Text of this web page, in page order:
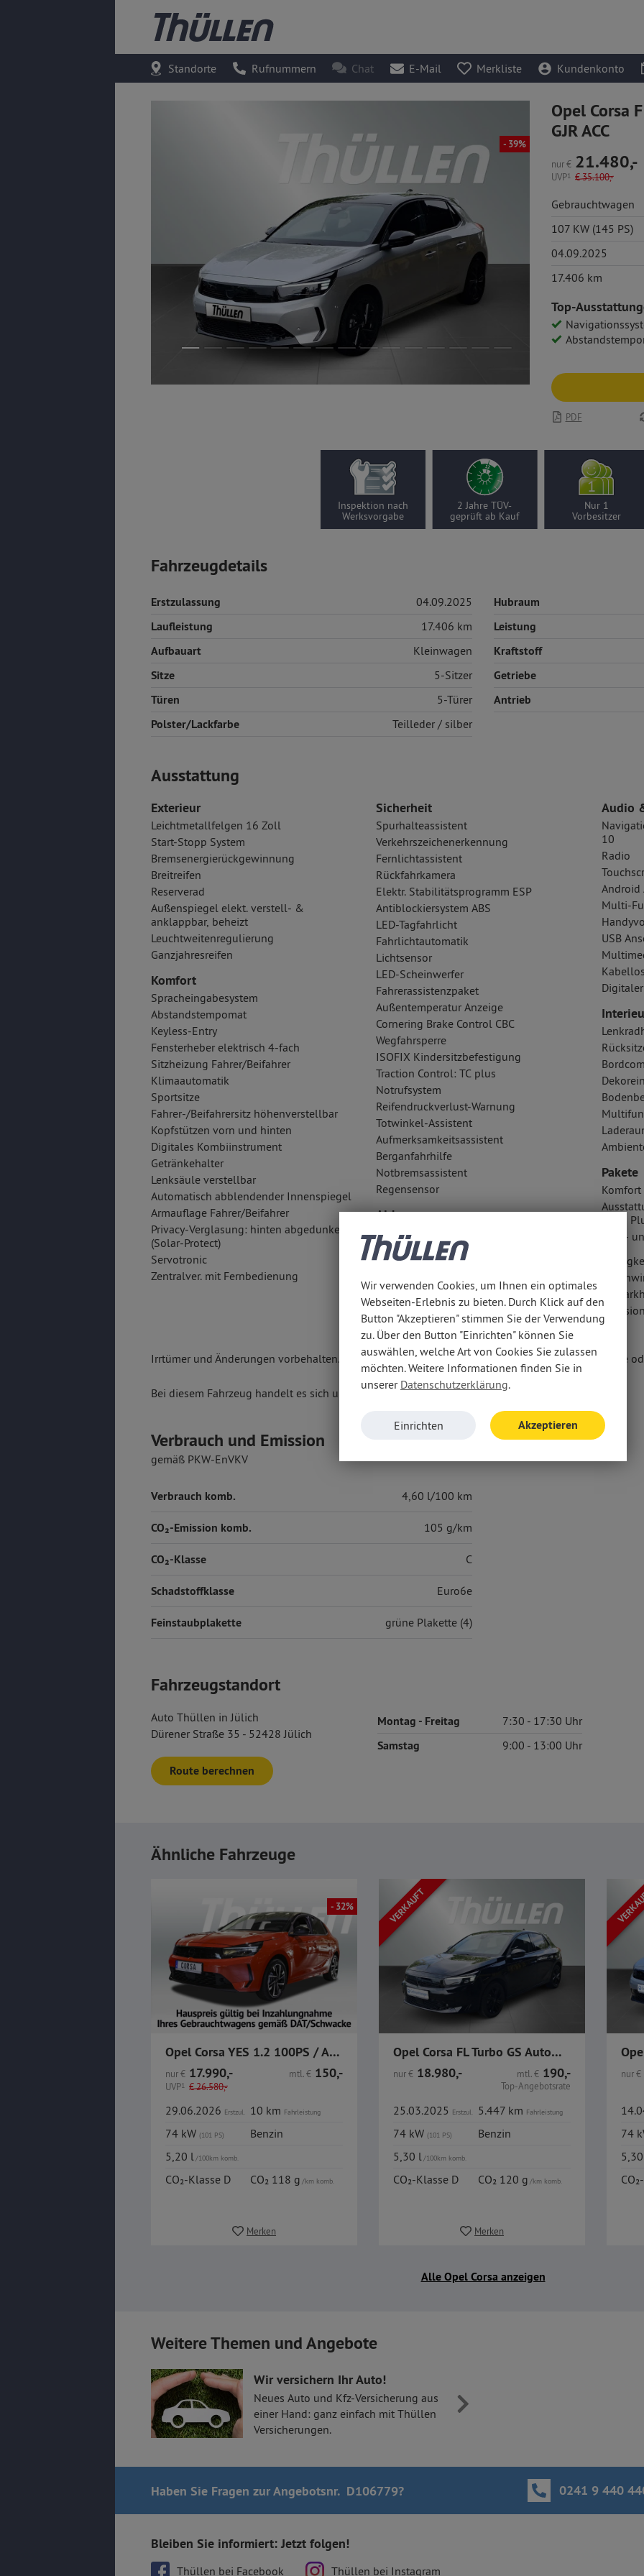
Standorte Rufnummern Chat E-Mail Merkliste Kundenkonto
- 39%
Opel Corsa
GJR ACC
nur € 21.480,-
UVP1 €35.100,-
Gebrauchtwagen
107 KW (145 PS)
04.09.2025
17.406 km
Top-
Navigationssystem: Multimedia
PDF
Inspektion nach
Werksvorgabe
2 Jahre TÜV-
geprüft ab Kauf
Nur 1
Vorbesitzer
Fahrzeugdetails
Erstzulassung 04.09.2025
Laufleistung 17.406 km
Aufbauart Kleinwagen
Sitze 5-Sitzer
Türen 5-Türer
Polster/Lackfarbe Teilleder / silber
Hubraum
Leistung
Kraftstoff
Getriebe
Antrieb
Ausstattung
Exterieur
Leichtmetallfelgen 16 Zoll
Start-Stopp System
Bremsenergierückgewinnung
Breitreifen
Reserverad
Außenspiegel elekt. verstell- &
anklappbar, beheizt
Leuchtweitenregulierung
Ganzjahresreifen
Komfort
Spracheingabesystem
Abstandstempomat
Keyless-Entry
Fensterheber elektrisch 4-fach
Sitzheizung Fahrer/Beifahrer
Klimaautomatik
Sportsitze
Fahrer-/Beifahrersitz höhenverstellbar
Kopfstützen vorn und hinten
Digitales Kombiinstrument
Getränkehalter
Lenksäule verstellbar
Automatisch abblendender Innenspiegel
Armauflage Fahrer/Beifahrer
Privacy-Verglasung: hinten abgedunkelt
(Solar-Protect)
Servotronic
Zentralver. mit Fernbedienung
Sicherheit
Spurhalteassistent
Verkehrszeichenerkennung
Fernlichtassistent
Rückfahrkamera
Elektr. Stabilitätsprogramm ESP
Antiblockiersystem ABS
LED-Tagfahrlicht
Fahrlichtautomatik
Lichtsensor
LED-Scheinwerfer
Fahrerassistenzpaket
Außentemperatur Anzeige
Cornering Brake Control CBC
Wegfahrsperre
ISOFIX Kindersitzbefestigung
Traction Control: TC plus
Notrufsystem
Reifendruckverlust-Warnung
Totwinkel-Assistent
Aufmerksamkeitsassistent
Berganfahrhilfe
Notbremsassistent
Regensensor
Airbags
Kopfairbag vorn und hinten
Seitenairbag vorn
Fahrer- /Beifahrerairbag
Audio
10
Radio
Android
Multi-
USB
Pakete
Komfort
& Go
Licht-
Irrtümer und Änderungen vorbehalten. Weitere Informationen erhalten Sie unter www.thuellen.de
Bei diesem Fahrzeug handelt es sich um ein ehemaliges Mietfahrzeug.
Verbrauch und Emission
gemäß PKW-EnVKV
Verbrauch komb. 4,60 l/100 km
CO₂-Emission komb. 105 g/km
CO₂-Klasse C
Schadstoffklasse Euro6e
Feinstaubplakette grüne Plakette (4)
Fahrzeugstandort
Auto Thüllen in Jülich
Dürener Straße 35 - 52428 Jülich
Route berechnen
Montag - Freitag 7:30 17:30
Samstag 9:00 13:00
Ähnliche Fahrzeuge
- 32%
Opel Corsa YES 1.2 100PS / Allwetter / LKR-HZ / SHZ /
nur€ 17.990,-
UVP1 €26.580,-
mtl.€ 150,-
29.06.2026 Erstzul. 10 km Fahrleistung
74 kW (101 PS)
Benzin
5,20 l/100km komb.
CO₂-Klasse D CO₂ 118 g/km komb.
Merken
VERKAUFT
Opel Corsa FL Turbo GS Autom. ACC IntelliLux Navi GJR
nur€ 18.980,- mtl.€ 190,-
Top-Angebotsrate
25.03.2025 Erstzul. 5.447 km Fahrleistung
74 kW (101 PS)
Benzin
5,30 l/100km komb.
CO₂-Klasse D CO₂ 120 g/km komb.
Merken
nur€
74
Alle Opel Corsa anzeigen
Weitere Themen und Angebote
Wir versichern Ihr Auto!
Neues Auto und Kfz-Versicherung aus
einer Hand: ganz einfach mit Thüllen
Versicherungen.
Haben Sie Fragen zur Angebotsnr. D106779? 0241 9 440
Bleiben Sie informiert: Jetzt folgen!
Thüllen bei Facebook Thüllen bei Instagram
Wir verwenden Cookies, um Ihnen ein optimales
Webseiten-Erlebnis zu bieten. Durch Klick auf den
Button "Akzeptieren" stimmen Sie der Verwendung
zu. Über den Button "Einrichten" können Sie
auswählen, welche Art von Cookies Sie zulassen
möchten. Weitere Informationen finden Sie in
unserer Datenschutzerklärung.
Einrichten Akzeptieren